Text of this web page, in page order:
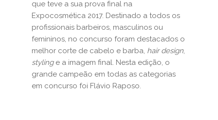
que teve a sua prova final na
Expocosmética 2017. Destinado a todos os
profissionais barbeiros, masculinos ou
femininos, no concurso foram destacados o
melhor corte de cabelo e barba, hair design,
styling e a imagem final. Nesta edição, o
grande campeão em todas as categorias
em concurso foi Flávio Raposo.